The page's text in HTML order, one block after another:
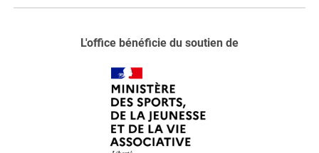
L'office bénéficie du soutien de